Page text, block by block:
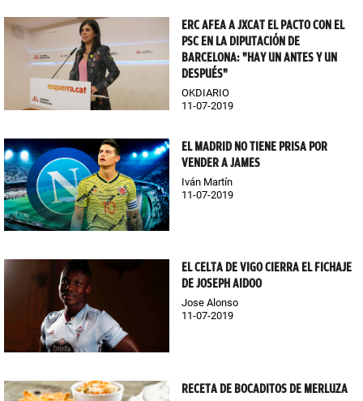
ERC AFEA A JXCAT EL PACTO CON EL
PSC EN LA DIPUTACIÓN DE
BARCELONA: "HAY UN ANTES Y UN
DESPUÉS"
OKDIARIO
11-07-2019
EL MADRID NO TIENE PRISA POR
VENDER A JAMES
Iván Martín
11-07-2019
EL CELTA DE VIGO CIERRA EL FICHAJE
DE JOSEPH AIDOO
Jose Alonso
11-07-2019
RECETA DE BOCADITOS DE MERLUZA